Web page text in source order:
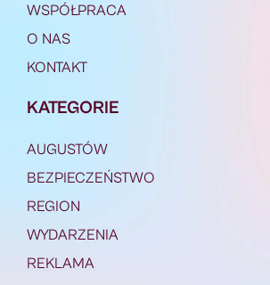
WSPÓŁPRACA
O NAS
KONTAKT
KATEGORIE
AUGUSTÓW
BEZPIECZEŃSTWO
REGION
WYDARZENIA
REKLAMA